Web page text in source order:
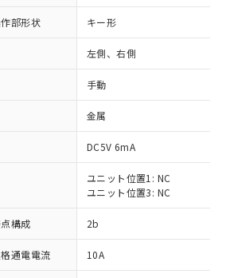
部形状 キー形
左側、右側
手動
金属
DC5V 6mA
ユニット位置1: NC
ユニット位置3: NC
構成 2b
通電電流 10A